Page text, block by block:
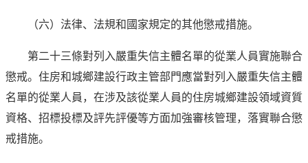
（六）法律、法規和國家規定的其他懲戒措施。
第二十三條對列入嚴重失信主體名單的從業人員實施聯合
懲戒。住房和城鄉建設行政主管部門應當對列入嚴重失信主體
名單的從業人員，在涉及該從業人員的住房城鄉建設領域資質
資格、招標投標及評先評優等方面加強審核管理，落實聯合懲
戒措施。